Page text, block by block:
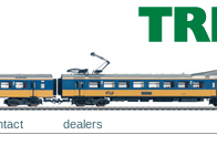
dealers